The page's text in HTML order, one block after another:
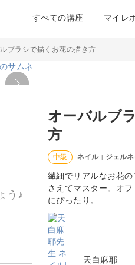
すべての講座 マイレ
ブラシで描くお花の描き方
オーバルブ
方
中級 ネイル | ジェル
繊細でリアルなお花
さえてマスター。オ
にぴったり。
天白麻耶
う♪